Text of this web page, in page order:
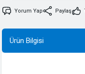
Yorum Yap Paylaş
Ürün Bilgisi